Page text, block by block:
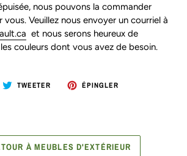
nous pouvons la commander
Veuillez nous envoyer un courriel à
et nous serons heureux de
couleurs dont vous avez de besoin.
TWEETER TWEETERÉPINGLER
À MEUBLES D'EXTÉRIEUR